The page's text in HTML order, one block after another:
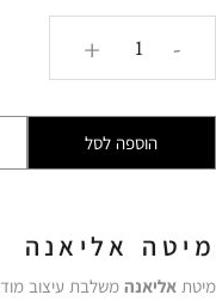
-
+
הוספה לסל
מיטה אליאנה
מיטת אליאנה משלבת עיצוב